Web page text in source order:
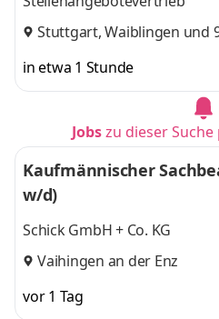
Stuttgart,Waiblingen und
in etwa 1 Stunde
Jobszu dieser
Kaufmännischer
w/d)
Schick GmbH + Co. KG
Vaihingen an der Enz
vor 1 Tag